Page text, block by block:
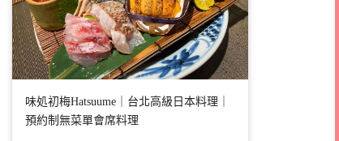
味処初梅Hatsuume｜台北高級日本料理｜
預約制無菜單會席料理